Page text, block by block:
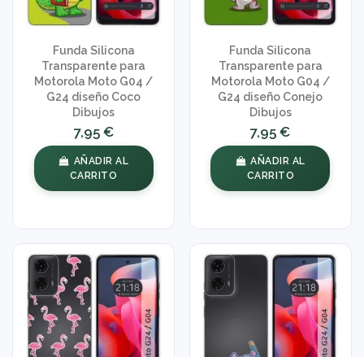
Funda Silicona
Transparente para
Motorola Moto G04 /
G24 diseño Coco
Dibujos
7,95 €
AÑADIR AL
CARRITO
Funda Silicona
Transparente para
Motorola Moto G04 /
G24 diseño Conejo
Dibujos
7,95 €
AÑADIR AL
CARRITO